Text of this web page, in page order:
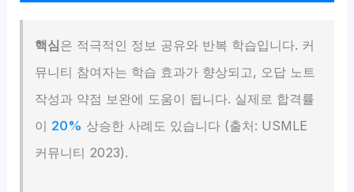
핵심은 적극적인 정보 공유와 반복 학습입니다. 커
뮤니티 참여자는 학습 효과가 향상되고, 오답 노트
작성과 약점 보완에 도움이 됩니다. 실제로 합격률
이 20% 상승한 사례도 있습니다 (출처: USMLE
커뮤니티 2023).